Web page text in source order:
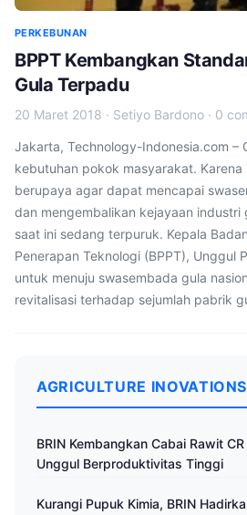
PERKEBUNAN
BPPT Kembangkan
Gula Terpadu
20 Maret 2018 · Setiyo Bardono · 0
Jakarta, Technology-Indonesia.com –
kebutuhan pokok masyarakat.
berupaya agar dapat mencapai
dan mengembalikan kejayaan industri
saat ini sedang terpuruk. Kepala
Penerapan Teknologi (BPPT), Unggul
untuk menuju swasembada gula
revitalisasi terhadap sejumlah pabrik
AGRICULTURE INOVATIONS
BRIN Kembangkan Cabai Rawit
Unggul Berproduktivitas Tinggi
Kurangi Pupuk Kimia, BRIN